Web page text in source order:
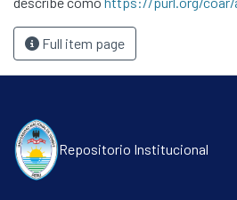
Full item page
Repositorio Institucional